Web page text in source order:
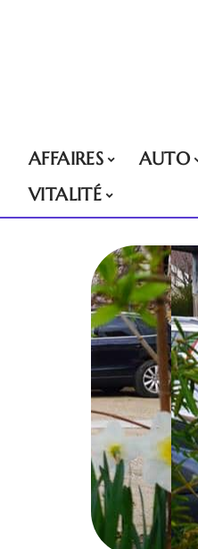
AFFAIRES AUTO
VITALITÉ